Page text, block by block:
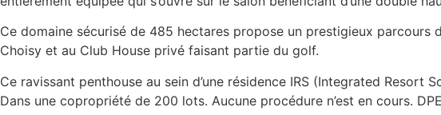
Ce domaine sécurisé de 485 hectares propose un prestigieux
Choisy et au Club House privé faisant partie du golf.
Ce ravissant penthouse au sein d’une résidence IRS (Integrated Resort
Dans une copropriété de 200 lots. Aucune procédure n’est en cours.